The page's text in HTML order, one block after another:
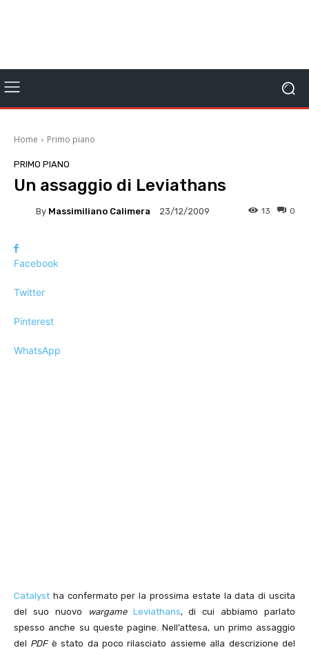
Home Primo piano
PRIMO PIANO
Un assaggio di Leviathans
By Massimiliano Calimera 23/12/2009 0
13
Facebook
Twitter
Pinterest
WhatsApp
Catalyst ha confermato per la prossima estate la data di uscita
del suo nuovo
wargame Leviathans, di cui abbiamo parlato
spesso anche su queste pagine. Nell’attesa, un primo assaggio
del PDFè stato da poco rilasciato assieme alla descrizione del